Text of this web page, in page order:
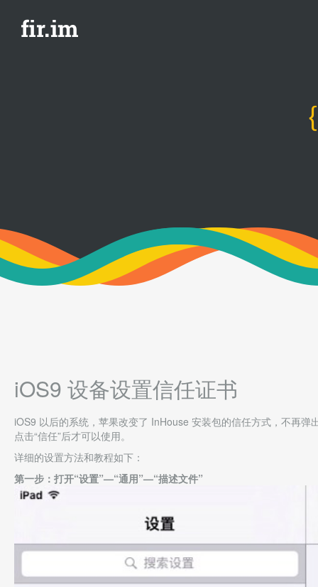
iOS9 设备设置信任证书
iOS9 以后的系统，苹果改变了 InHouse 安装包的信任方式，不再
点击“信任”后才可以使用。
详细的设置方法和教程如下：
第一步：打开“设置”—“通用”—“描述文件”